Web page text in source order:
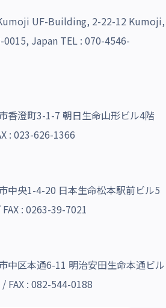
UF-Building, 2-22-12 Kumoji,
Japan TEL : 070-4546-
BPO Center”
香澄町3-1-7 朝日生命山形ビル4階
: 023-626-1366
中央1-4-20 日本生命松本駅前ビル5
: 0263-39-7021
中区本通6-11 明治安田生命本通ビル
FAX : 082-544-0188